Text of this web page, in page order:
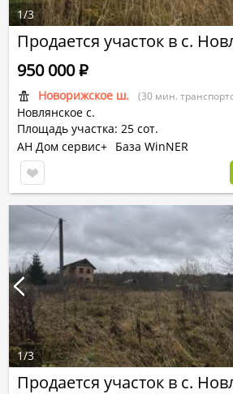
Продается участок в с.
Новорижское ш. (30 мин.
Новлянское с.
Площадь участка: 25 сот.
950 000Р
АН Дом сервис+ База WinNER
1/3
Продается участок в с.
1/3